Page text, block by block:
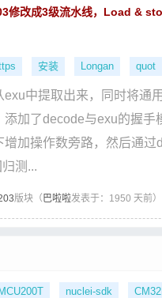
修改成3级流水线，Load &
安装 Longan quot
中提取出来，同时将通
添加了decode与exu的握手
加操作数旁路，然后通过
测...
版块（ 巴啦啦发表于：1950 天前）
MCU200T nuclei-sdk